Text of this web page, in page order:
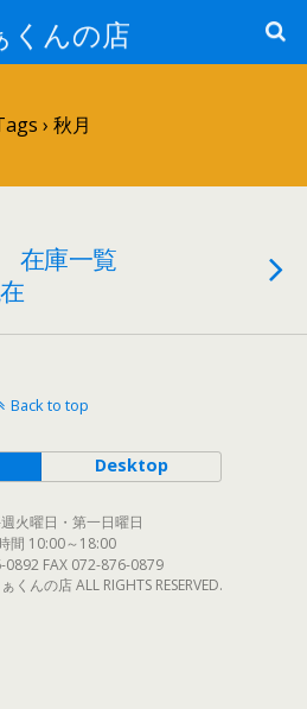
くんの店
› 秋月
在庫一覧
Back to top
Desktop
火曜日・第一日曜日
間 10:00～18:00
0892 FAX 072-876-0879
んの店 ALL RIGHTS RESERVED.